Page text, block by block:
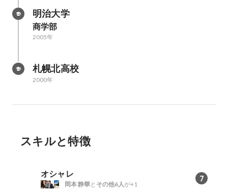
明治大学
商学部
2005年
札幌北高校
2000年
スキルと特徴
オシャレ 7
岡本 静華と その他6人が+1